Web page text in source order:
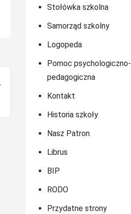
Stołówka szkolna
Samorząd szkolny
Logopeda
Pomoc psychologiczno-
pedagogiczna
Kontakt
Historia szkoły
Nasz Patron
Librus
BIP
RODO
Przydatne strony